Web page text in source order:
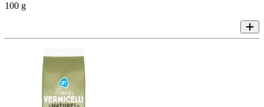
100 g